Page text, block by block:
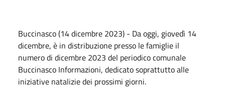
Buccinasco (14 dicembre 2023) - Da oggi, giovedì 14
dicembre, è in distribuzione presso le famiglie il
numero di dicembre 2023 del periodico comunale
Buccinasco Informazioni, dedicato soprattutto alle
iniziative natalizie dei prossimi giorni.